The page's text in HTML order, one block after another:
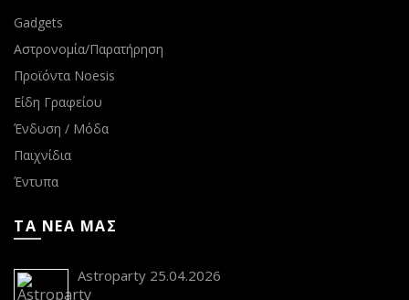
Gadgets
Αστρονομία/Παρατήρηση
Προϊόντα Noesis
Είδη Γραφείου
Ένδυση / Μόδα
Παιχνίδια
Έντυπα
ΤΑ ΝΕΑ ΜΑΣ
Astroparty 25.04.2026